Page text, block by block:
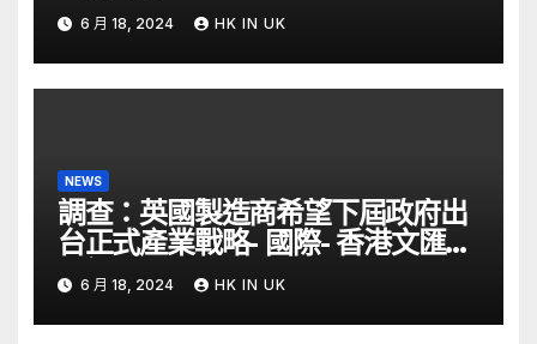
6 月 18, 2024 HK IN UK
NEWS
調查：英國製造商希望下屆政府出
台正式產業戰略- 國際- 香港文匯網
– 文匯報
6 月 18, 2024 HK IN UK